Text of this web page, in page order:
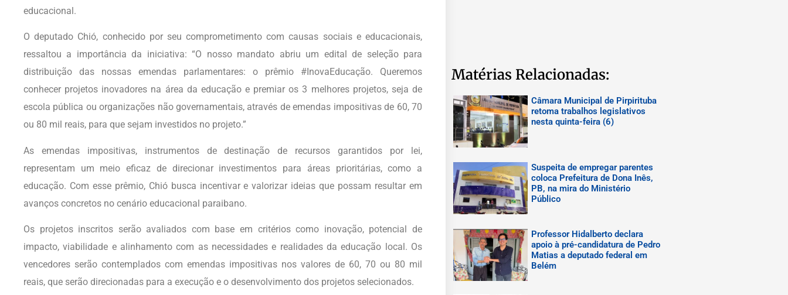
educacional.
O deputado Chió, conhecido por seu comprometimento com causas sociais e educacionais,
ressaltou a importância da iniciativa: “O nosso mandato abriu um edital de seleção para
distribuição das nossas emendas parlamentares: o prêmio #InovaEducação. Queremos
conhecer projetos inovadores na área da educação e premiar os 3 melhores projetos, seja de
escola pública ou organizações não governamentais, através de emendas impositivas de 60, 70
ou 80 mil reais, para que sejam investidos no projeto.”
As emendas impositivas, instrumentos de destinação de recursos garantidos por lei,
representam um meio eficaz de direcionar investimentos para áreas prioritárias, como a
educação. Com esse prêmio, Chió busca incentivar e valorizar ideias que possam resultar em
avanços concretos no cenário educacional paraibano.
Os projetos inscritos serão avaliados com base em critérios como inovação, potencial de
impacto, viabilidade e alinhamento com as necessidades e realidades da educação local. Os
vencedores serão contemplados com emendas impositivas nos valores de 60, 70 ou 80 mil
reais, que serão direcionadas para a execução e o desenvolvimento dos projetos selecionados.
Matérias Relacionadas:
Câmara Municipal de Pirpirituba
retoma trabalhos legislativos
nesta quinta-feira (6)
Suspeita de empregar parentes
coloca Prefeitura de Dona Inês,
PB, na mira do Ministério
Público
Professor Hidalberto declara
apoio à pré-candidatura de Pedro
Matias a deputado federal em
Belém